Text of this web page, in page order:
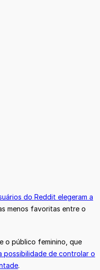
do Reddit elegeram a
menos favoritas entre o
o público feminino, que
possibilidade de controlar o
.